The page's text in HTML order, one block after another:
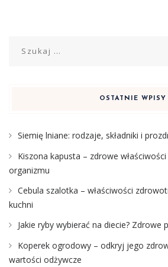
OSTATNIE WPISY
Siemię lniane: rodzaje, składniki i
Kiszona kapusta – zdrowe
organizmu
Cebula szalotka – właściwości
kuchni
Jakie ryby wybierać na diecie? Zdrowe
Koperek ogrodowy – odkryj jego
wartości odżywcze